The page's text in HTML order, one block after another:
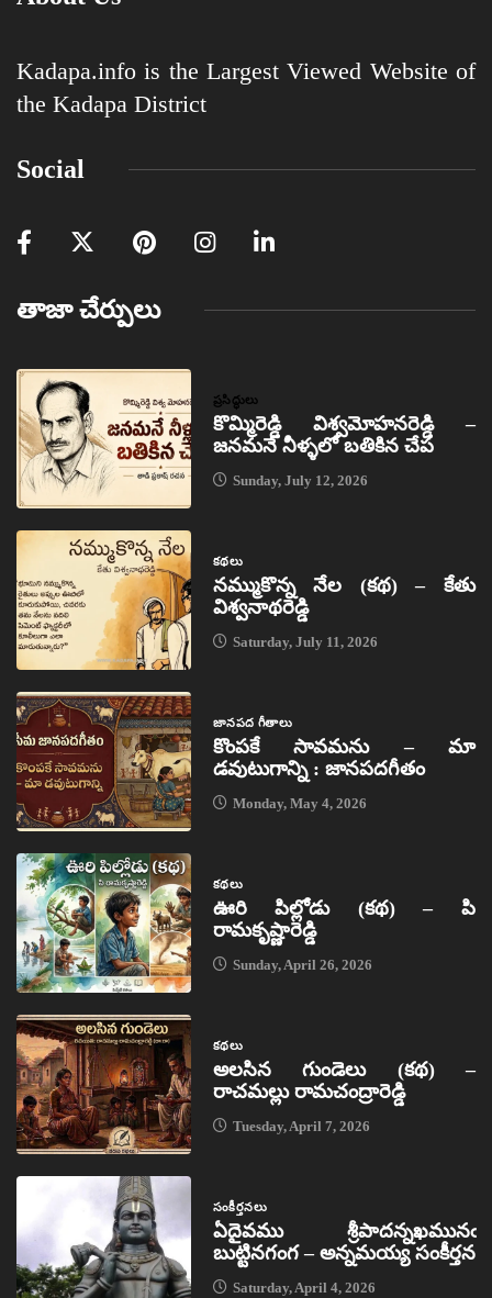
Kadapa.info is the Largest Viewed Website of
the Kadapa District
Social
తాజా చేర్పులు
ప్రసిద్ధులు
కొమ్మిరెడ్డి విశ్వమోహనరెడ్డి –
జనమనే నీళ్ళలో బతికిన చేప
Sunday, July 12, 2026
కథలు
నమ్ముకొన్న నేల (కథ) – కేతు
విశ్వనాథరెడ్డి
Saturday, July 11, 2026
జానపద గీతాలు
కొంపకే సావమను – మా
డవుటుగాన్ని : జానపదగీతం
Monday, May 4, 2026
కథలు
ఊరి పిల్లోడు (కథ) – పి
రామకృష్ణారెడ్డి
Sunday, April 26, 2026
కథలు
అలసిన గుండెలు (కథ) –
రాచమల్లు రామచంద్రారెడ్డి
Tuesday, April 7, 2026
సంకీర్తనలు
ఏదైవము శ్రీపాదన్నఖమునఁ
బుట్టినగంగ – అన్నమయ్య సంకీర్తన
Saturday, April 4, 2026